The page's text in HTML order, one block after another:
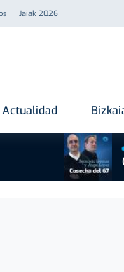
Jaiak 2026
Actualidad